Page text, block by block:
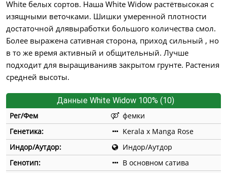
White белых сортов. Наша White Widow растётвысокая с
изящными веточками. Шишки умеренной плотности
достаточной длявыработки большого количества смол.
Более выражена сативная сторона, приход сильный , но
в то же время активный и общительный. Лучше
подходит для выращиванияв закрытом грунте. Растения
средней высоты.
Данные White Widow 100% (10)
Рег/Фем
фемки
Генетика:
Kerala x Manga Rose
Индор/Аутдор:
Индор/Аутдор
Генотип:
В основном сатива